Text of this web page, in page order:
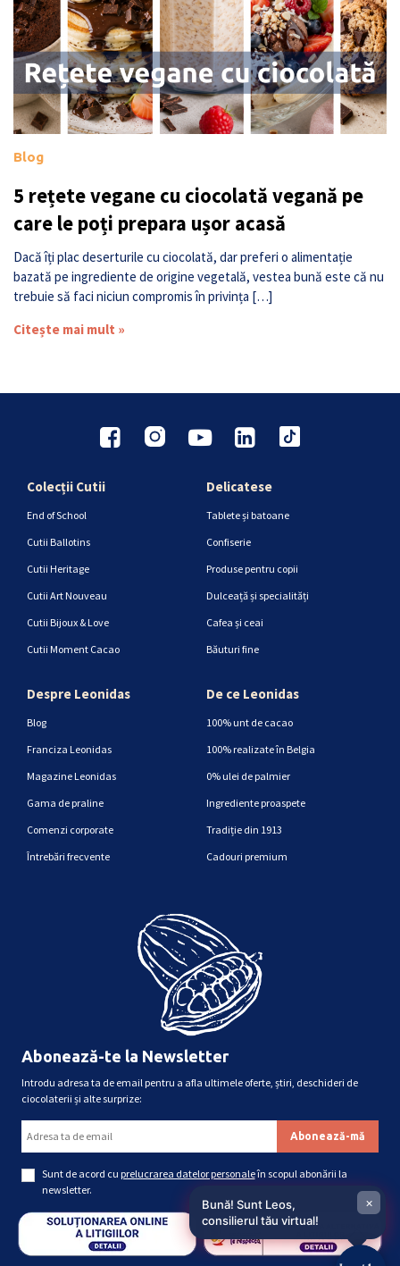
Blog
5 rețete vegane cu ciocolată vegană pe
care le poți prepara ușor acasă
Dacă îți plac deserturile cu ciocolată, dar preferi o alimentație
bazată pe ingrediente de origine vegetală, vestea bună este că nu
trebuie să faci niciun compromis în privința […]
Citește mai mult »
Colecții Cutii
End of School
Cutii Ballotins
Cutii Heritage
Cutii Art Nouveau
Cutii Bijoux & Love
Cutii Moment Cacao
Delicatese
Tablete și batoane
Confiserie
Produse pentru copii
Dulceață și specialități
Cafea și ceai
Băuturi fine
Despre Leonidas
Blog
Franciza Leonidas
Magazine Leonidas
Gama de praline
Comenzi corporate
Întrebări frecvente
De ce Leonidas
100% unt de cacao
100% realizate în Belgia
0% ulei de palmier
Ingrediente proaspete
Tradiție din 1913
Cadouri premium
Abonează-te la Newsletter
Introdu adresa ta de email pentru a afla ultimele oferte, știri, deschideri de
ciocolaterii și alte surprize:
Sunt de acord cu prelucrarea datelor personaleîn scopul abonării la
newsletter.
Bună! Sunt Leos,
consilierul tău virtual!
×